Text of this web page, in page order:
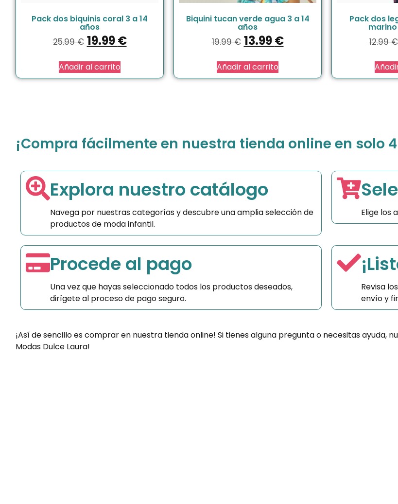
Pack dos biquinis coral 3 a 14
años
25.99€ 19.99€
Añadir al carrito
Biquini tucan verde agua 3 a 14
años
19.99€ 13.99€
Añadir al carrito
Pack dos
marino
12.99€
¡Compra fácilmente en nuestra tienda online en solo
Explora nuestro catálogo
Navega por nuestras categorías y descubre una amplia selección de
productos de moda infantil.
Elige los
Procede al pago
Una vez que hayas seleccionado todos los productos deseados,
dirígete al proceso de pago seguro.
Revisa
envío y
¡Así de sencillo es comprar en nuestra tienda online! Si tienes alguna pregunta o necesitas ayuda,
Modas Dulce Laura!